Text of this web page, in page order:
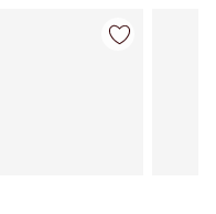
Artículo 2 de 13